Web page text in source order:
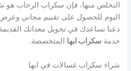
التخلص منها، فإن سكراب الرحاب هو
اليوم للحصول على تقييم مجاني
دعنا نساعدك في تحويل معداتك
خدمة سكراب ابها المتخصصة.
شراء سكراب غسالات في ابها